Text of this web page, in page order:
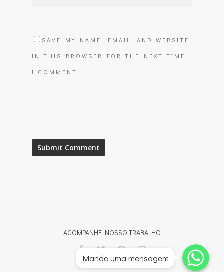
SAVE MY NAME, EMAIL, AND WEBSITE
IN THIS BROWSER FOR THE NEXT TIME
I COMMENT.
ACOMPANHE NOSSO TRABALHO
Whatsapp
Whatsapp
Whatsapp
Mande uma mensagem